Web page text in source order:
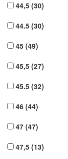
44,5 (30)
44.5 (30)
45 (49)
45,5 (27)
45.5 (32)
46 (44)
47 (47)
47,5 (13)